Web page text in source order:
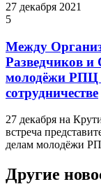
27 декабря 2021
5
Между
Разведчиков
молодёжи РПЦ
сотрудничестве
27 декабря на
встреча
делам молодёжи
Другие